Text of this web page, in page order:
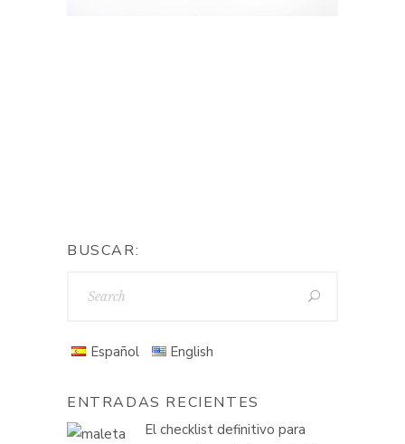
BUSCAR:
Español English
ENTRADAS RECIENTES
El checklist definitivo para